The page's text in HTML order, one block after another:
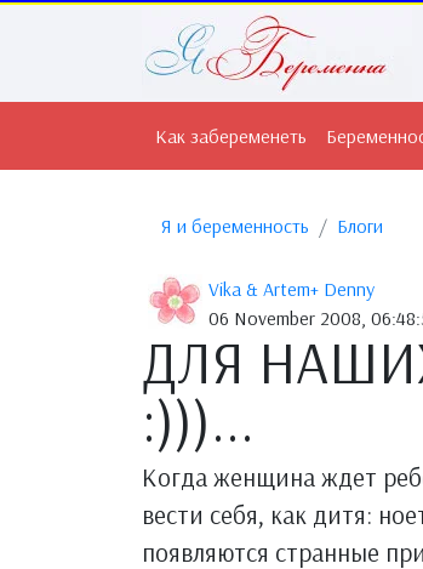
Как забеременеть
Я и беременность Блоги
Vika & Artem+ Denny
06 November 2008,
ДЛЯ
:)))...
Когда женщина ждет
вести себя, как дитя:
появляются странные